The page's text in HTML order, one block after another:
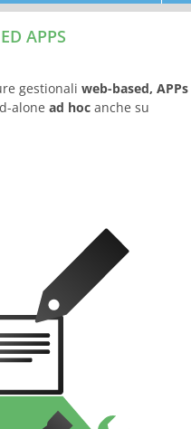
APPS
gestionali web-based, APPs
alone ad hoc anche su